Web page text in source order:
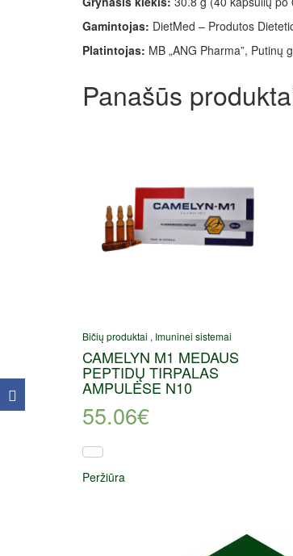
Gamintojas: DietMed – Produtos
Platintojas: MB „ANG Pharma”, Putinų
Panašūs
Bičių produktai , Imuninei sistemai
CAMELYN M1 MEDAUS
PEPTIDŲ TIRPALAS
AMPULĖSE N10
55.06€
Peržiūra